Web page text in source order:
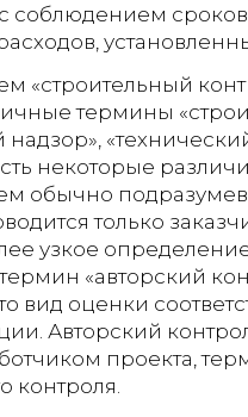
соблюдением сроков
«строительный
термины
надзор»,
некоторые
обычно
только
узкое
«авторский
вид оценки
Авторский
проекта,
контроля.